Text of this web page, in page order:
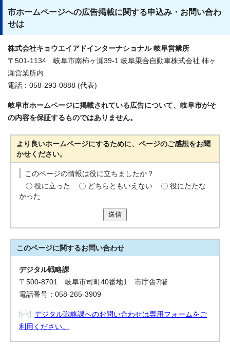
市ホームページへの広告掲載に関する申込み・お問い合わ
せは
株式会社キョウエイアドインターナショナル 岐阜営業所
〒501-1134 岐阜市南柿ヶ瀬39-1 岐阜乗合自動車株式会社 柿ヶ
瀬営業所内
電話：058-293-0888 (代表)
岐阜市ホームページに掲載されている広告について、岐阜市がそ
の内容を保証するものではありません。
より良いホームページにするために、ページのご感想をお聞
かせください。
このページの情報は役に立ちましたか？
役に立った
どちらともいえない
役にたたな
かった
送信
このページに関するお問い合わせ
デジタル戦略課
〒500-8701 岐阜市司町40番地1 市庁舎7階
電話番号：058-265-3909
デジタル戦略課へのお問い合わせは専用フォームをご
利用ください。